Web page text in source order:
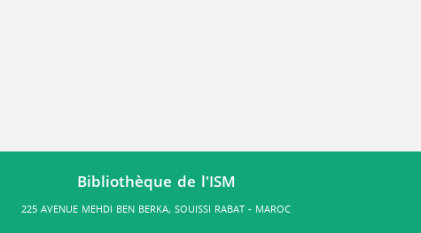
Bibliothèque de l'ISM
225 AVENUE MEHDI BEN BERKA, SOUISSI RABAT - MAROC